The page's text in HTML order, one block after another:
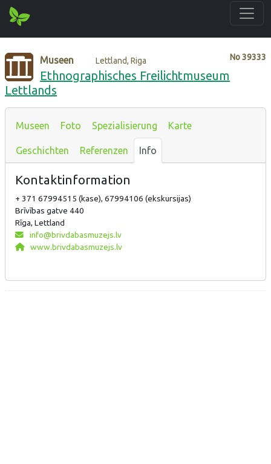
No39333
Museen Lettland, Riga
Ethnographisches Freilichtmuseum
Lettlands
Museen Foto Spezialisierung Karte
Geschichten Referenzen Info
Kontaktinformation
+ 371 67994515 (kase), 67994106 (ekskursijas)
Brīvības gatve 440
Rīga, Lettland
info@brivdabasmuzejs.lv
www.brivdabasmuzejs.lv